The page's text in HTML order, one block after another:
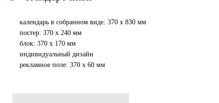
календарь в собранном виде: 370 х 830 мм
постер: 370 х 240 мм
блок: 370 х 170 мм
индивидуальный дизайн
рекламное поле: 370 х 60 мм